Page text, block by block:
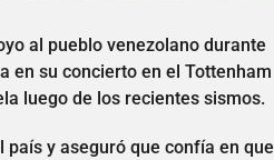
al pueblo venezolano durante
en su concierto en el Tottenham
luego de los recientes sismos.
y aseguró que confía en que